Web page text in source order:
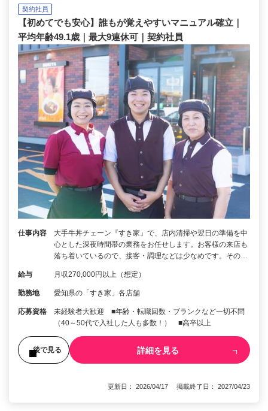
契約社員
【初めてでも安心】誰もが覚えやすいマニュアル確立｜
平均年齢49.1歳｜最大9連休可｜契約社員
仕事内容
大手牛丼チェーン『すき家』で、店内清掃や翌日の準備を中
心とした深夜時間帯の業務をお任せします。お客様の来店も
落ち着いているので、接客・調理などは少なめです。その…
給与 月収270,000円以上（想定）
勤務地 愛知県の「すき家」各店舗
応募資格
未経験者大歓迎 ■年齢・転職回数・ブランクなど一切不問
（40～50代で入社した人も多数！） ■高卒以上
後で見る 詳細を見る
更新日： 2026/04/17 掲載終了日： 2027/04/23